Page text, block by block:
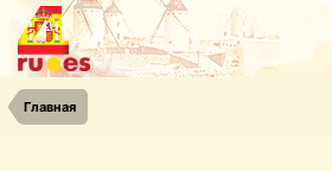
Главная